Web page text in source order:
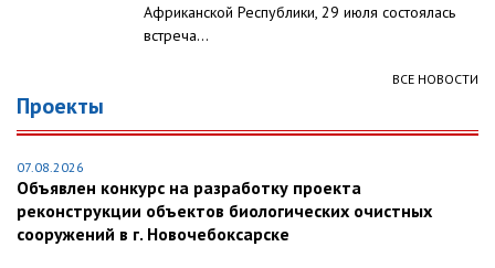
Африканской Республики, 29 июля состоялась
встреча...
ВСЕ НОВОСТИ
Проекты
07.08.2026
Объявлен конкурс на разработку проекта
реконструкции объектов биологических очистных
сооружений в г. Новочебоксарске